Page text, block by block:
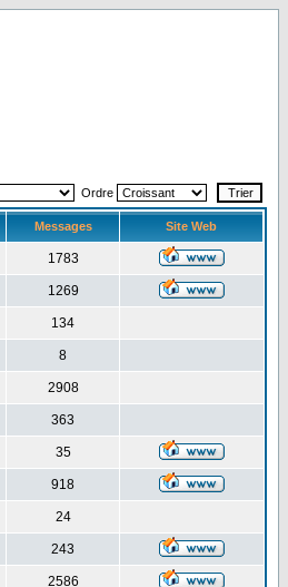
Ordre
Messages Site Web
1783
1269
134
8
2908
363
35
918
24
243
2586